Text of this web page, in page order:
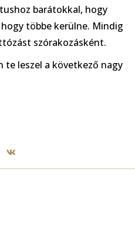
barátokkal, hogy
többe kerülne. Mindig
szórakozásként.
te leszel a következő nagy